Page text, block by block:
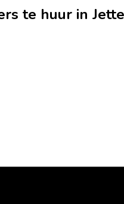
te huur in